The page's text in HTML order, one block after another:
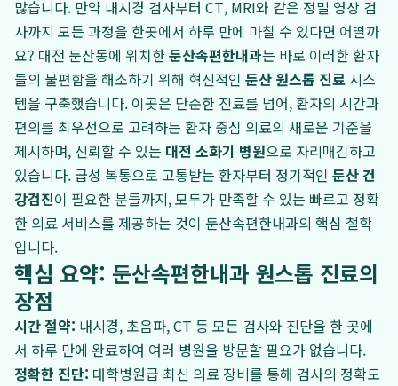
많습니다. 만약 내시경 검사부터 CT, MRI와 같은 정밀 영상 검
사까지 모든 과정을 한곳에서 하루 만에 마칠 수 있다면 어떨까
요? 대전 둔산동에 위치한둔산속편한내과는 바로 이러한 환자
들의 불편함을 해소하기 위해 혁신적인 둔산 원스톱 진료 시스
템을 구축했습니다. 이곳은 단순한 진료를 넘어, 환자의 시간과
편의를 최우선으로 고려하는 환자 중심 의료의 새로운 기준을
제시하며, 신뢰할 수 있는 대전 소화기 병원으로 자리매김하고
있습니다. 급성 복통으로 고통받는 환자부터 정기적인 둔산 건
강검진이 필요한 분들까지, 모두가 만족할 수 있는 빠르고 정확
한 의료 서비스를 제공하는 것이 둔산속편한내과의 핵심 철학
입니다.
핵심 요약: 둔산속편한내과 원스톱 진료의
장점
시간 절약: 내시경, 초음파, CT 등 모든 검사와 진단을 한 곳에
서 하루 만에 완료하여 여러 병원을 방문할 필요가 없습니다.
정확한 진단: 대학병원급 최신 의료 장비를 통해 검사의 정확도